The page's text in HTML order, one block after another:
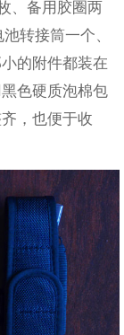
、备用胶圈两
转接筒一个、
的附件都装在
色硬质泡棉包
，也便于收